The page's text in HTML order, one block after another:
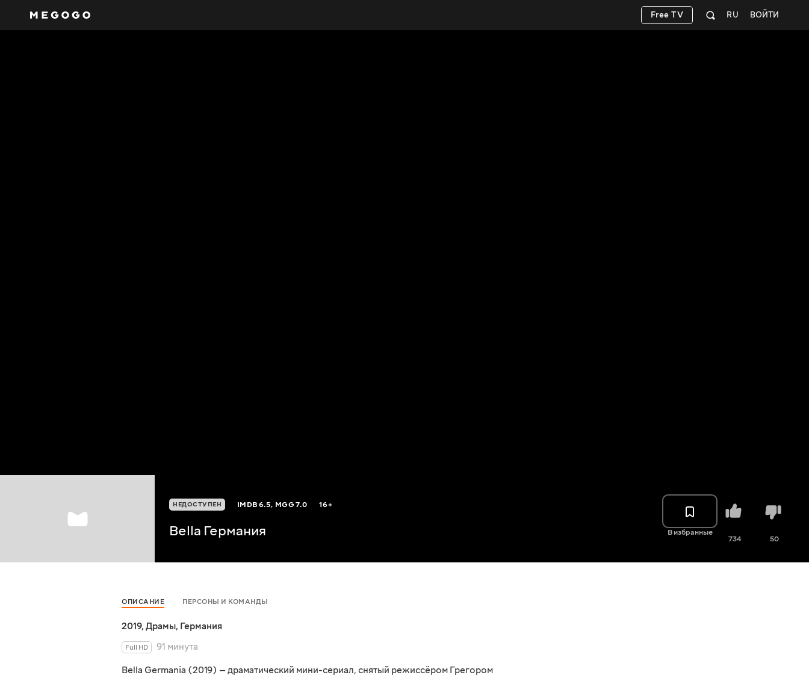
ВОЙТИ
RU
Free TV
НЕДОСТУПЕН IMDB6.5, MGG7.0 16+
Bella Германия В избранные
734 50
ОПИСАНИЕ ПЕРСОНЫ И КОМАНДЫ
2019, Драмы, Германия
Full HD
91 минута
Bella Germania (2019) — драматический мини-сериал, снятый режиссёром Грегором